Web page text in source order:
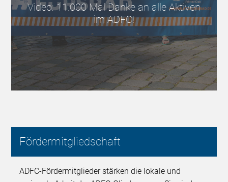
Video: 11.000 Mal Danke an alle Aktiven
im ADFC!
Fördermitgliedschaft
ADFC-Fördermitglieder stärken die lokale und